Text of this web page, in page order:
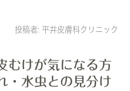
投稿者: 平井皮膚科クリニック
むけが気になる方
・水虫との見分け